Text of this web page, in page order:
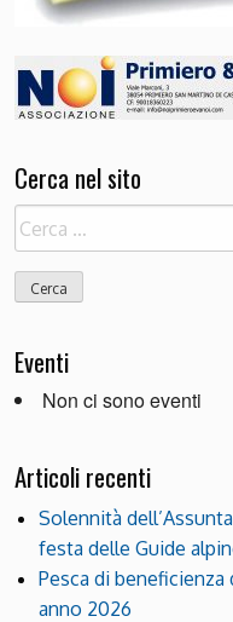
Cerca nel sito
Ricerca
per:
Eventi
Non ci sono eventi
Articoli recenti
Solennità
festa delle Guide
Pesca di beneficienza
anno 2026